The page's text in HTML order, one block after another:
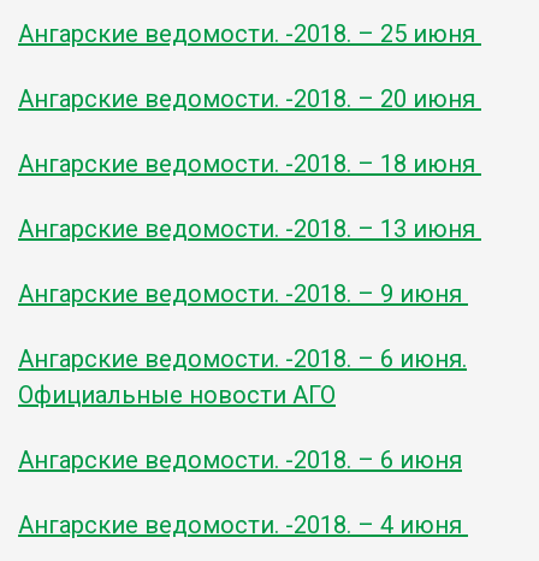
Ангарские ведомости. -2018. – 25 июня
Ангарские ведомости. -2018. – 20 июня
Ангарские ведомости. -2018. – 18 июня
Ангарские ведомости. -2018. – 13 июня
Ангарские ведомости. -2018. – 9 июня
Ангарские ведомости. -2018. – 6 июня.
Официальные новости АГО
Ангарские ведомости. -2018. – 6 июня
Ангарские ведомости. -2018. – 4 июня